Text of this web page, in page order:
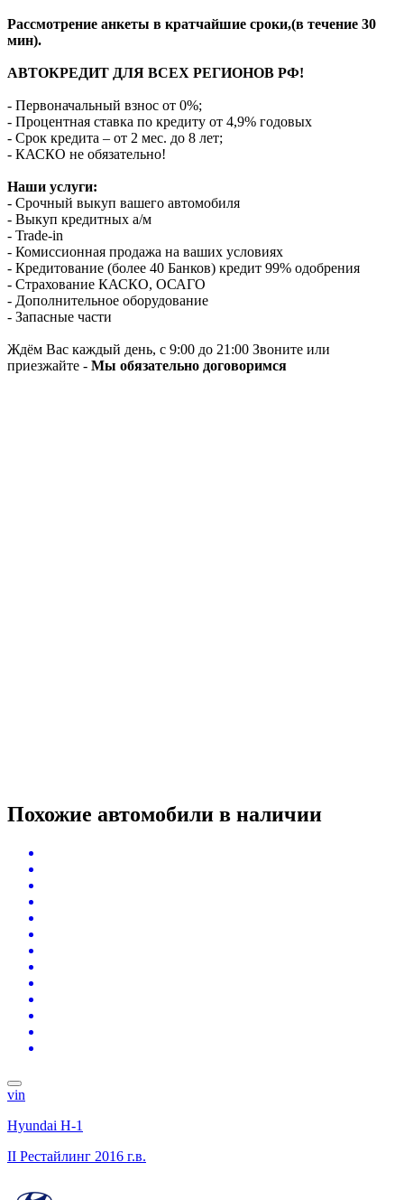
Рассмотрение анкеты в кратчайшие сроки,(в течение 30
мин).
АВТОКРЕДИТ ДЛЯ ВСЕХ РЕГИОНОВ РФ!
- Первоначальный взнос от 0%;
- Процентная ставка по кредиту от 4,9% годовых
- Срок кредита – от 2 мес. до 8 лет;
- КАСКО не обязательно!
Наши услуги:
- Срочный выкуп вашего автомобиля
- Выкуп кредитных а/м
- Trade-in
- Комиссионная продажа на ваших условиях
- Кредитование (более 40 Банков) кредит 99% одобрения
- Страхование КАСКО, ОСАГО
- Дополнительное оборудование
- Запасные части
Ждём Вас каждый день, с 9:00 до 21:00 Звоните или
приезжайте - Мы обязательно договоримся
Похожие автомобили в наличии
vin
Hyundai H-1
II Рестайлинг 2016 г.в.